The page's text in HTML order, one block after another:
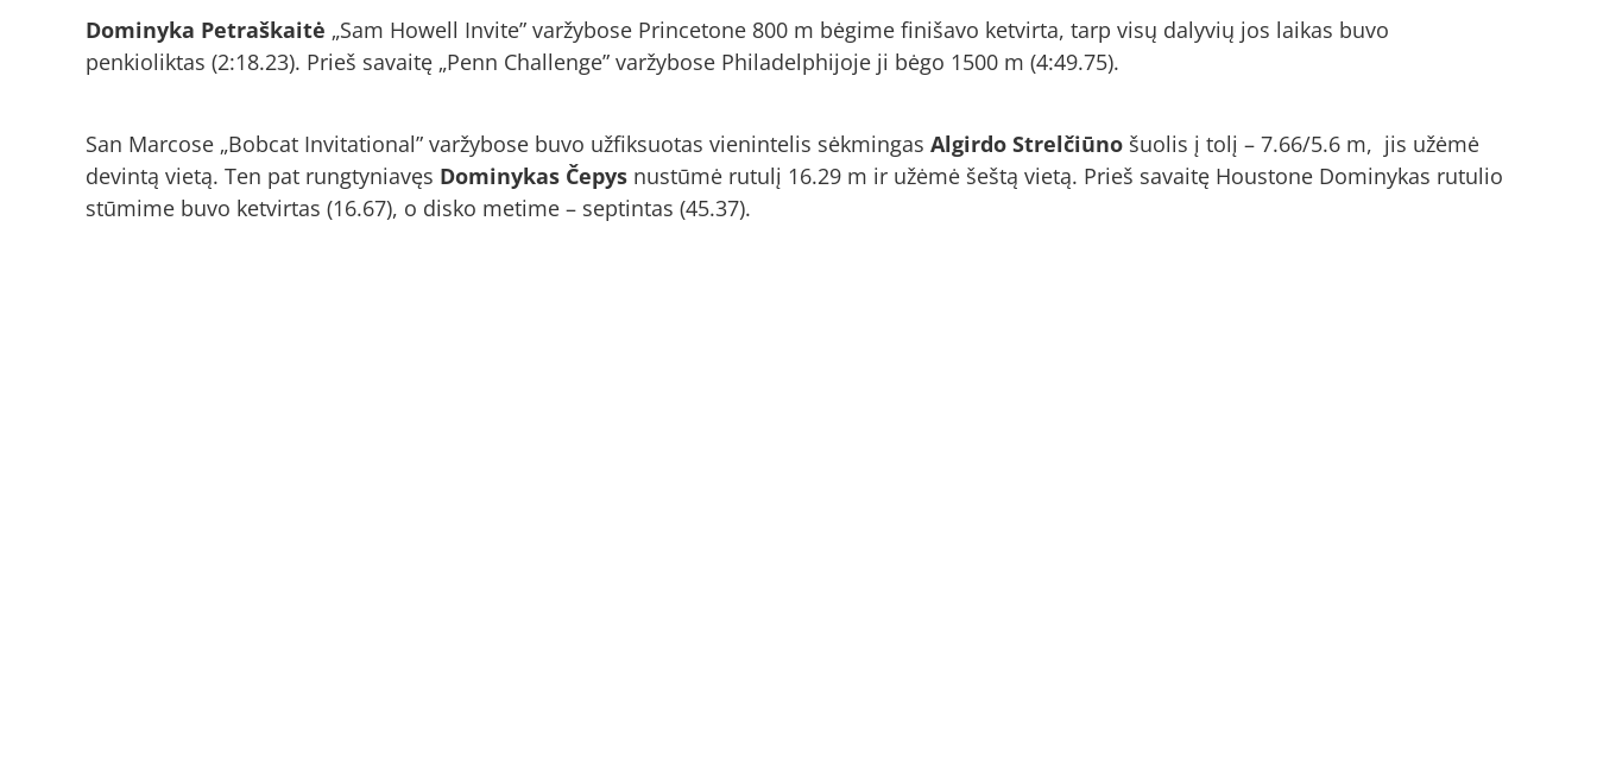
Dominyka Petraškaitė „Sam Howell Invite” varžybose Princetone 800 m bėgime finišavo ketvirta, tarp visų dalyvių jos laikas buvo
penkioliktas (2:18.23). Prieš savaitę „Penn Challenge” varžybose Philadelphijoje ji bėgo 1500 m (4:49.75).
San Marcose „Bobcat Invitational” varžybose buvo užfiksuotas vienintelis sėkmingas Algirdo Strelčiūno šuolis į tolį – 7.66/5.6 m, jis užėmė
devintą vietą. Ten pat rungtyniavęs Dominykas Čepys nustūmė rutulį 16.29 m ir užėmė šeštą vietą. Prieš savaitę Houstone Dominykas rutulio
stūmime buvo ketvirtas (16.67), o disko metime – septintas (45.37).